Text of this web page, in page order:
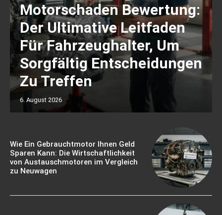
Motorschaden Bewertung:
Der Ultimative Leitfaden
Für Fahrzeughalter, Um
Sorgfältig Entscheidungen
Zu Treffen
6. August 2026
Wie Ein Gebrauchtmotor Ihnen Geld
Sparen Kann: Die Wirtschaftlichkeit
von Austauschmotoren im Vergleich
zu Neuwagen